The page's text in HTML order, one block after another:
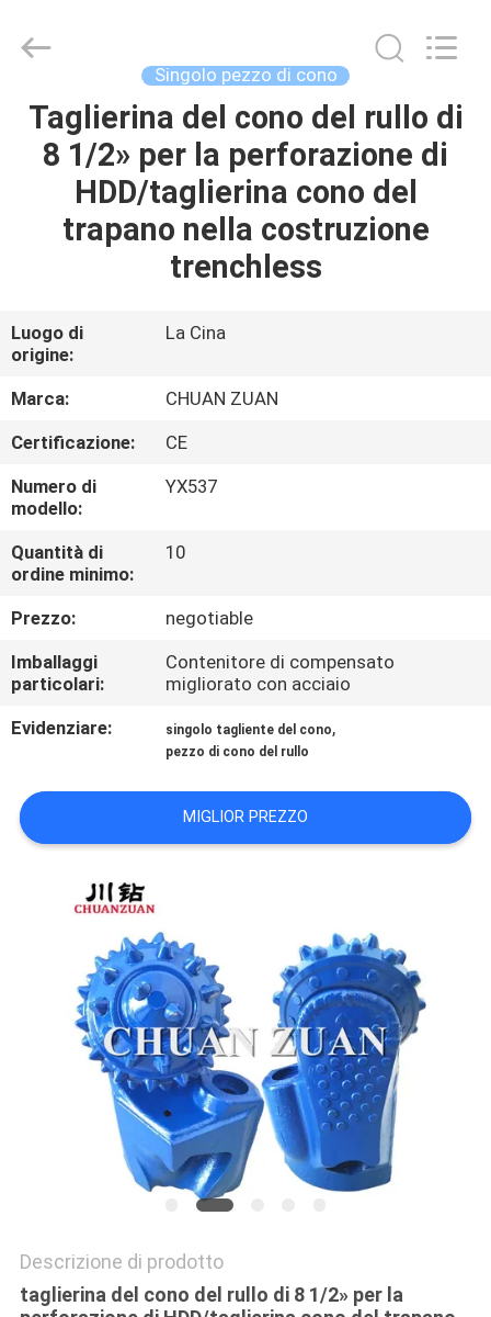
CASA
PRODOTTI
GIRO
DELLA
FABBRICA
CONTROLLO
DI
QUALITÀ
CONTATTICI
NOTIZIE
RICHIEDA
UNA
PRIVACY
Singolo pezzo di cono
Taglierina del cono del rullo di
8 1/2» per la perforazione di
HDD/taglierina cono del
trapano nella costruzione
trenchless
Luogo di
origine:
La Cina
Marca:
CHUAN ZUAN
Certificazione:
CE
Numero di
modello:
YX537
Quantità di
ordine minimo:
10
Prezzo:
negotiable
Imballaggi
particolari:
Contenitore di compensato
migliorato con acciaio
Evidenziare:
singolo tagliente del cono,
pezzo di cono del rullo
MIGLIOR PREZZO
Descrizione di prodotto
taglierina del cono del rullo di 8 1/2» per la